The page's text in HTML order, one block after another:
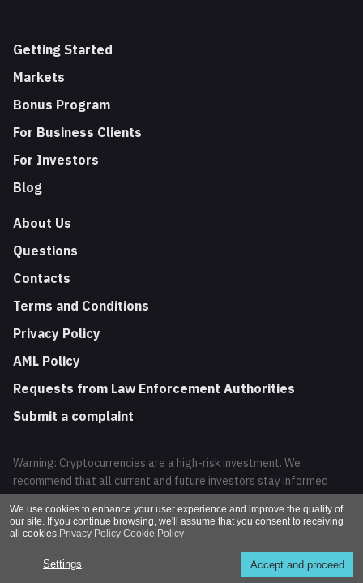
Getting Started
Markets
Bonus Program
For Business Clients
For Investors
Blog
About Us
Questions
Contacts
Terms and Conditions
Privacy Policy
AML Policy
Requests from Law Enforcement Authorities
Submit a complaint
Warning: Cryptocurrencies are a high-risk investment. We
recommend that all current and future investors stay informed
about the latest news and trends in the development of these
financial instruments. Trading cryptocurrencies may result in the
loss of your investment.
Altcoins 2026 / All Rights Reserved
We use cookies to enhance your user experience and improve the quality of
our site. If you continue browsing, we'll assume that you consent to receiving
all cookies.Privacy Policy Cookie Policy
Accept and proceed
Settings